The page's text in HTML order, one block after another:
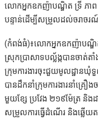
លោកអ្នកឧកញ៉ាបណ្ឌិត ទ្រី ភាព
បន្ទាន់ដើម្បីសម្រួលដល់ចរាចរណ៍
(កំពង់ធំ)៖លោកអ្នកឧកញ៉ាបណ្ឌិត
ស្រុកប្រាសាទបល្ល័ង្កបានចាត់
ក្រុមការងារចុះជួយមូលដ្ឋានឃុំ
បានដឹកនាំក្រុមការងារនាំគ្រ
មួយខ្សែ ប្រវែង ២១៩ម៉ែត្រ និង
សម្រួលការធ្វើដំណើរ និងឆ្លើយត